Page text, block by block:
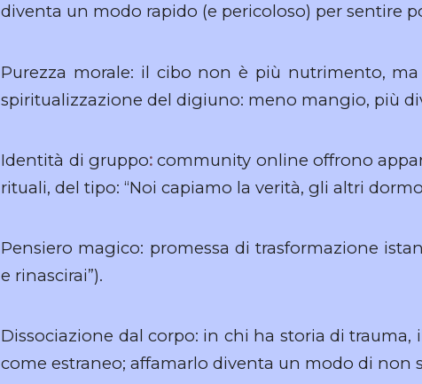
diventa un modo rapido (e pericoloso) per sentire
Purezza morale: il cibo non è più nutrimento,
spiritualizzazione del digiuno: meno mangio, più
Identità di gruppo: community online offrono
rituali, del tipo: “Noi capiamo la verità, gli altri
Pensiero magico: promessa di trasformazione
e rinascirai”).
Dissociazione dal corpo: in chi ha storia di trauma,
come estraneo; affamarlo diventa un modo di non